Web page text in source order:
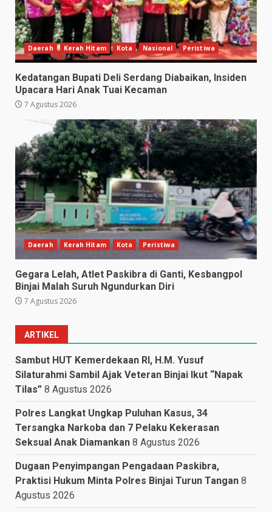
Daerah Kerah Hitam Kota Nasional Peristiwa
Kedatangan Bupati Deli Serdang Diabaikan, Insiden
Upacara Hari Anak Tuai Kecaman
7 Agustus 2026
Daerah Kerah Hitam Kota Peristiwa
Gegara Lelah, Atlet Paskibra di Ganti, Kesbangpol
Binjai Malah Suruh Ngundurkan Diri
7 Agustus 2026
ARTIKEL
Sambut HUT Kemerdekaan RI, H.M. Yusuf
Silaturahmi Sambil Ajak Veteran Binjai Ikut “Napak
Tilas” 8 Agustus 2026
Polres Langkat Ungkap Puluhan Kasus, 34
Tersangka Narkoba dan 7 Pelaku Kekerasan
Seksual Anak Diamankan 8 Agustus 2026
Dugaan Penyimpangan Pengadaan Paskibra,
Praktisi Hukum Minta Polres Binjai Turun Tangan 8
Agustus 2026